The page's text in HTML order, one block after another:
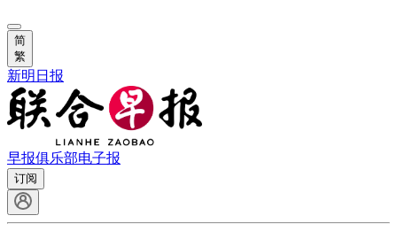
简
繁
新明日报
早报俱乐部电子报
订阅